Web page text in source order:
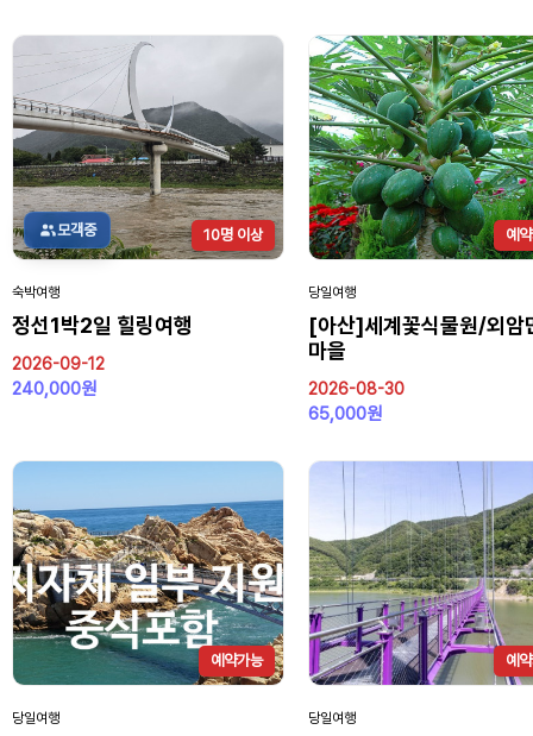
모객중 10명 이상
숙박여행
정선1박2일 힐링여행
2026-09-12
240,000원
예
당일여행
[아산]세계꽃식물원/외암
마을
2026-08-30
65,000원
예약가능
당일여행
예
당일여행